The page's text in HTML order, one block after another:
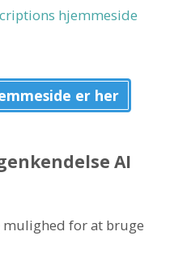
hjemmeside
er her
AI
for at bruge